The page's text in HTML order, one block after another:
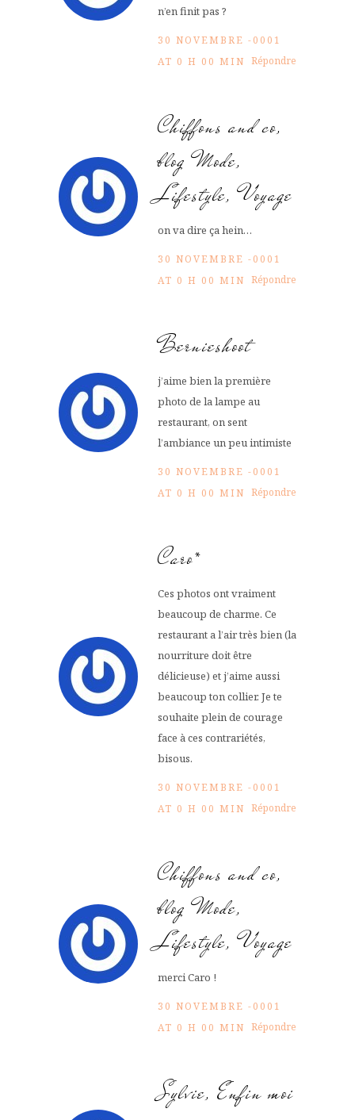
n’en finit pas ?
30 NOVEMBRE -0001
AT 0 H 00 MIN Répondre
Chiffons and co,
blog Mode,
Lifestyle, Voyage
on va dire ça hein…
30 NOVEMBRE -0001
AT 0 H 00 MIN Répondre
Bernieshoot
j’aime bien la première
photo de la lampe au
restaurant, on sent
l’ambiance un peu intimiste
30 NOVEMBRE -0001
AT 0 H 00 MIN Répondre
Caro*
Ces photos ont vraiment
beaucoup de charme. Ce
restaurant a l’air très bien (la
nourriture doit être
délicieuse) et j’aime aussi
beaucoup ton collier. Je te
souhaite plein de courage
face à ces contrariétés,
bisous.
30 NOVEMBRE -0001
AT 0 H 00 MIN Répondre
Chiffons and co,
blog Mode,
Lifestyle, Voyage
merci Caro !
30 NOVEMBRE -0001
AT 0 H 00 MIN Répondre
Sylvie, Enfin moi